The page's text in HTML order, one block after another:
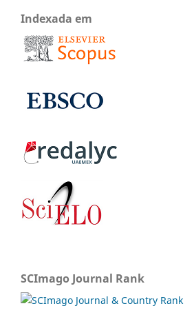
Indexada em
SCImago Journal Rank